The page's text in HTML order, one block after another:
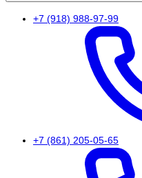
+7 (918) 988-97-99
+7 (861) 205-05-65